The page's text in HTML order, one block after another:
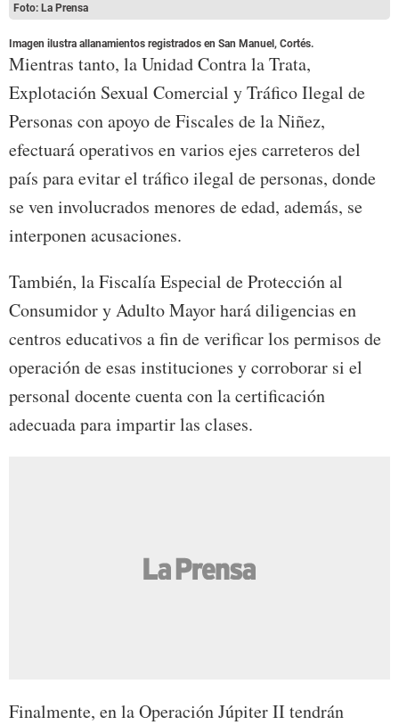
Foto: La Prensa
Imagen ilustra allanamientos registrados en San Manuel, Cortés.
Mientras tanto, la Unidad Contra la Trata,
Explotación Sexual Comercial y Tráfico Ilegal de
Personas con apoyo de Fiscales de la Niñez,
efectuará operativos en varios ejes carreteros del
país para evitar el tráfico ilegal de personas, donde
se ven involucrados menores de edad, además, se
interponen acusaciones.
También, la Fiscalía Especial de Protección al
Consumidor y Adulto Mayor hará diligencias en
centros educativos a fin de verificar los permisos de
operación de esas instituciones y corroborar si el
personal docente cuenta con la certificación
adecuada para impartir las clases.
Finalmente, en la Operación Júpiter II tendrán